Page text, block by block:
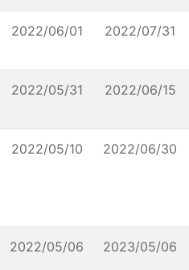
2022/06/01 2022/07/31
2022/05/31 2022/06/15
2022/05/10 2022/06/30
2022/05/06 2023/05/06